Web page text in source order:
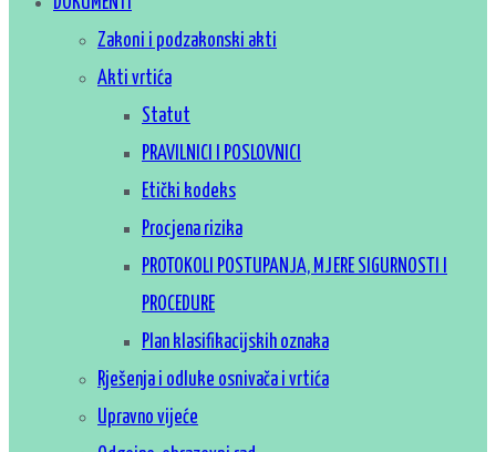
Zakoni i podzakonski akti
Akti vrtića
Statut
PRAVILNICI I POSLOVNICI
Etički kodeks
Procjena rizika
PROTOKOLI POSTUPANJA, MJERE SIGURNOSTI I
PROCEDURE
Plan klasifikacijskih oznaka
Rješenja i odluke osnivača i vrtića
Upravno vijeće